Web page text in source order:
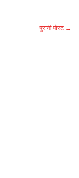
पुरानी पोस्ट →